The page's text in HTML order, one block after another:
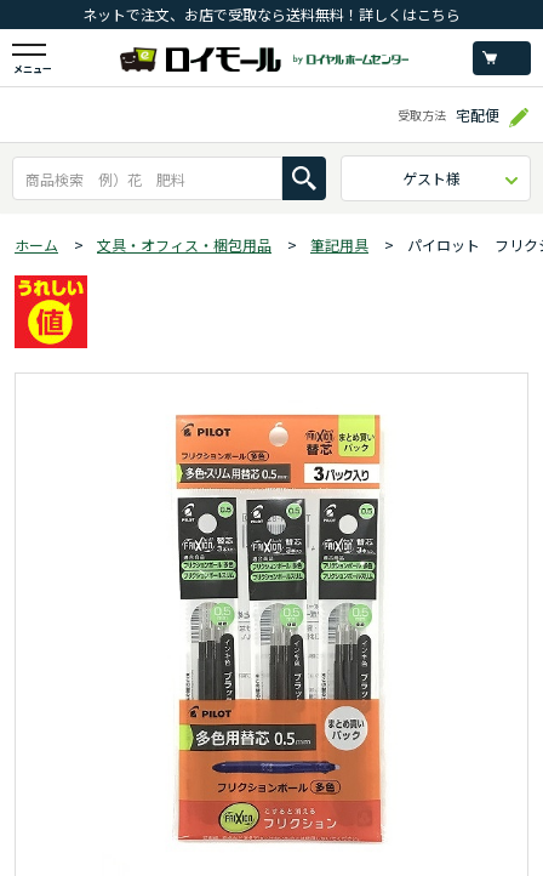
ネットで注文、お店で受取なら送料無料！詳しくはこちら
メニュー
受取方法 宅配便
ゲスト様
ホーム > 文具・オフィス・梱包用品 > 筆記用具 > パイロット フリ